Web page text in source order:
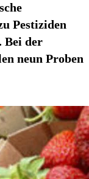
Pestiziden
Bei der
neun Proben